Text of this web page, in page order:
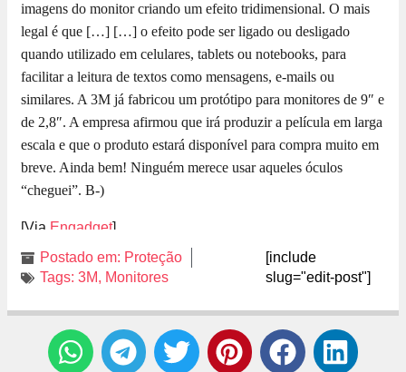
imagens do monitor criando um efeito tridimensional. O mais
legal é que […] […] o efeito pode ser ligado ou desligado
quando utilizado em celulares, tablets ou notebooks, para
facilitar a leitura de textos como mensagens, e-mails ou
similares. A 3M já fabricou um protótipo para monitores de 9″ e
de 2,8″. A empresa afirmou que irá produzir a película em larga
escala e que o produto estará disponível para compra muito em
breve. Ainda bem! Ninguém merece usar aqueles óculos
“cheguei”. B-)
[Via Engadget]
Postado em: Proteção
Tags: 3M, Monitores
[include
slug="edit-post"]